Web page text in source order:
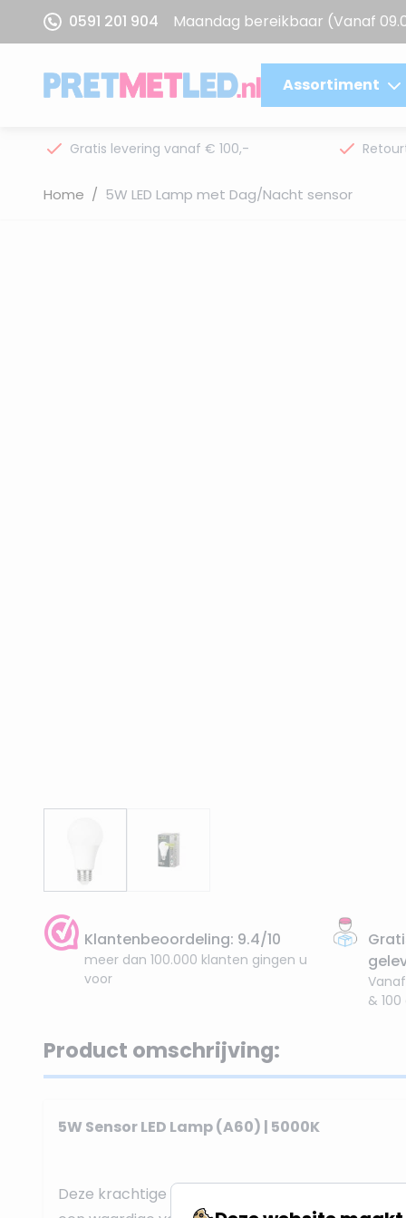
Ga naar de inhoud
0591 201 904 Maandag bereikbaar (Vanaf
Assortiment
Gratis levering vanaf € 100,-
Home / 5W LED Lamp met Dag/Nacht sensor
Klantenbeoordeling: 9.4/10
meer dan 100.000 klanten gingen u
voor
Vanaf
&
Product omschrijving:
5W Sensor LED Lamp (A60) | 5000K
Deze krachtige E27 LED lamp